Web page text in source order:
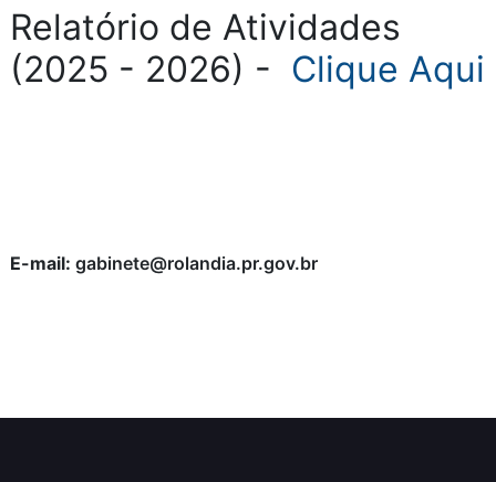
Relatório de Atividades
(2025 - 2026) - Clique Aqui
E-mail: gabinete@rolandia.pr.gov.br